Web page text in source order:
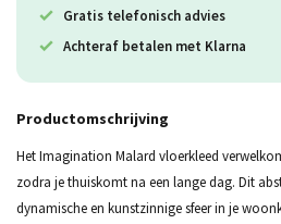
Gratis telefonisch advies
Achteraf betalen met Klarna
Productomschrijving
Het Imagination Malard vloerkleed
zodra je thuiskomt na een lange dag. Dit
dynamische en kunstzinnige sfeer in je